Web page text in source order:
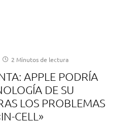
2 Minutos de lectura
APPLE PODRÍA
DE SU
LOS PROBLEMAS
CELL»